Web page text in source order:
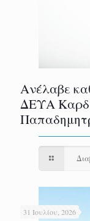
Ανέλαβε
ΔΕΥΑ
31 Ιουλίου, 2026